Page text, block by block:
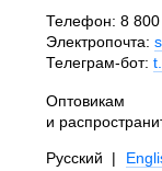
Телефон: 8
Электропочта:
Телеграм-бот:
Оптовикам
и
Русский |